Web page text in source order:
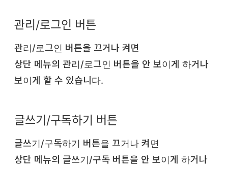
관리/로그인 버튼
관리/로그인 버튼을 끄거나 켜면
상단 메뉴의 관리/로그인 버튼을 안 보이게 하거나
보이게 할 수 있습니다.
글쓰기/구독하기 버튼
글쓰기/구독하기 버튼을 끄거나 켜면
상단 메뉴의 글쓰기/구독 버튼을 안 보이게 하거나